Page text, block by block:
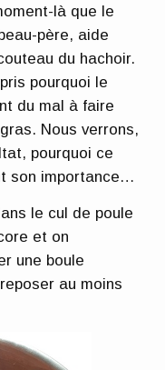
là que le
père, aide
du hachoir.
pourquoi le
du mal à faire
Nous verrons,
pourquoi ce
son importance…
le cul de poule
et on
une boule
au moins